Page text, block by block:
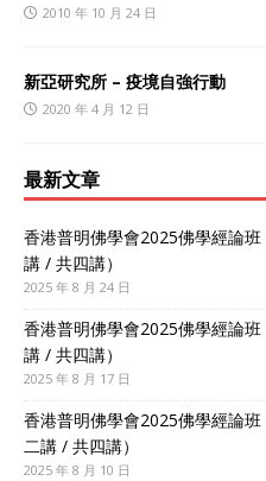
2010 年 10 月 24 日
新亞研究所 – 疫境自強行動
2020 年 4 月 12 日
最新文章
香港普明佛學會2025佛學經論
講 / 共四講）
2025 年 8 月 24 日
香港普明佛學會2025佛學經論
講 / 共四講）
2025 年 8 月 17 日
香港普明佛學會2025佛學經論
二講 / 共四講）
2025 年 8 月 10 日